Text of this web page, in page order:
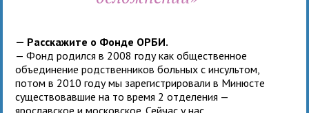
— Расскажите о Фонде ОРБИ.
— Фонд родился в 2008 году как общественное
объединение родственников больных с инсультом,
потом в 2010 году мы зарегистрировали в Минюсте
существовавшие на то время 2 отделения —
ярославское и московское. Сейчас у нас